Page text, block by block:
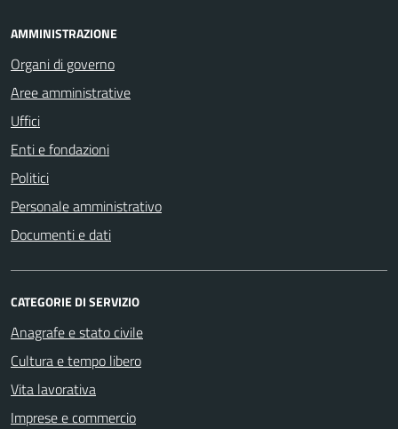
AMMINISTRAZIONE
Organi di governo
Aree amministrative
Uffici
Enti e fondazioni
Politici
Personale amministrativo
Documenti e dati
CATEGORIE DI SERVIZIO
Anagrafe e stato civile
Cultura e tempo libero
Vita lavorativa
Imprese e commercio